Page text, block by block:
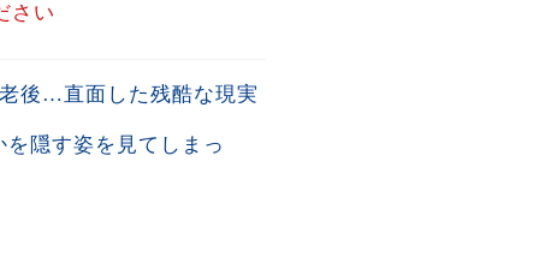
さい
後…直面した残酷な現実
隠す姿を見てしまっ